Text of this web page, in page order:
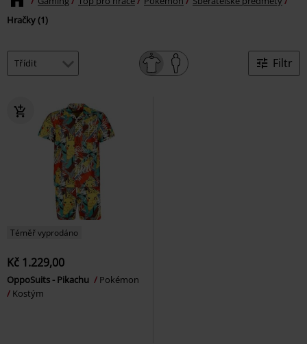
Hračky (1)
Filtr
Téměř vyprodáno
Kč 1.229,00
OppoSuits - Pikachu
Pokémon
Kostým